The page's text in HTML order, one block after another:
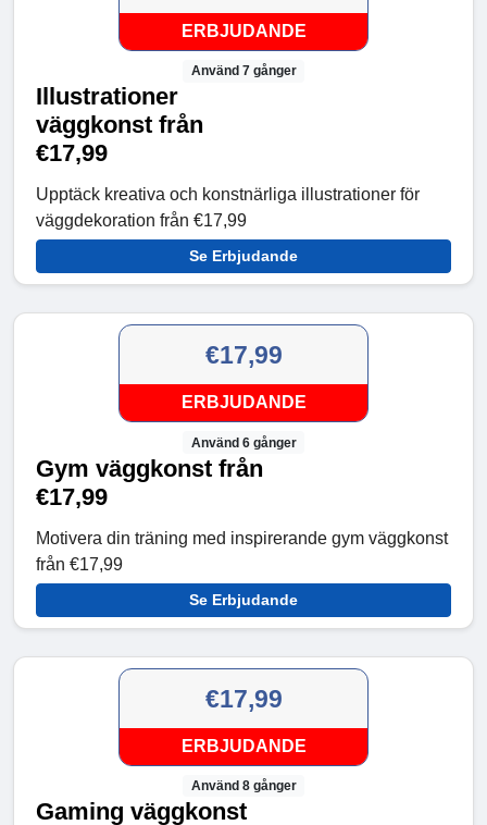
ERBJUDANDE
Använd 7 gånger
Illustrationer
väggkonst från
€17,99
Upptäck kreativa och konstnärliga illustrationer för
väggdekoration från €17,99
Se Erbjudande
€17,99
ERBJUDANDE
Använd 6 gånger
Gym väggkonst från
€17,99
Motivera din träning med inspirerande gym väggkonst
från €17,99
Se Erbjudande
€17,99
ERBJUDANDE
Använd 8 gånger
Gaming väggkonst